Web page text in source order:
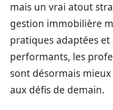
mais un vrai atout
gestion immobilière
pratiques adaptées
performants, les
sont désormais
aux défis de demain.